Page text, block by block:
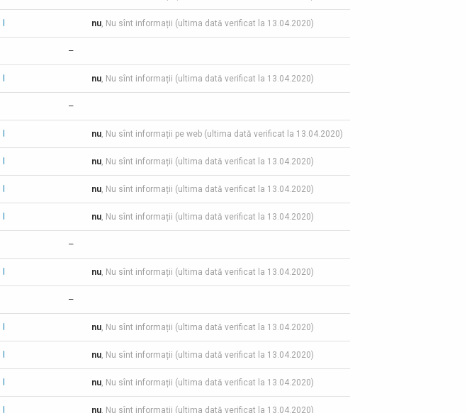
nu, Nu sînt informații (ultima dată verificat la 13.04.2020)
–
nu, Nu sînt informații (ultima dată verificat la 13.04.2020)
–
nu, Nu sînt informații pe web (ultima dată verificat la 13.04.2020)
nu, Nu sînt informații (ultima dată verificat la 13.04.2020)
nu, Nu sînt informații (ultima dată verificat la 13.04.2020)
nu, Nu sînt informații (ultima dată verificat la 13.04.2020)
–
nu, Nu sînt informații (ultima dată verificat la 13.04.2020)
–
nu, Nu sînt informații (ultima dată verificat la 13.04.2020)
nu, Nu sînt informații (ultima dată verificat la 13.04.2020)
nu, Nu sînt informații (ultima dată verificat la 13.04.2020)
nu, Nu sînt informații (ultima dată verificat la 13.04.2020)